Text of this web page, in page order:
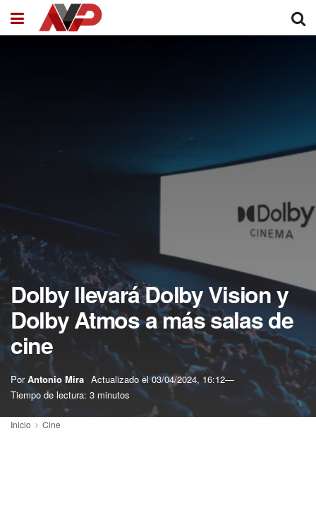
Dolby llevará Dolby Vision y
Dolby Atmos a más salas de
cine
Por Antonio Mira Actualizado el03/04/2024, 16:12
Tiempo de lectura: 3 minutos
Inicio Cine